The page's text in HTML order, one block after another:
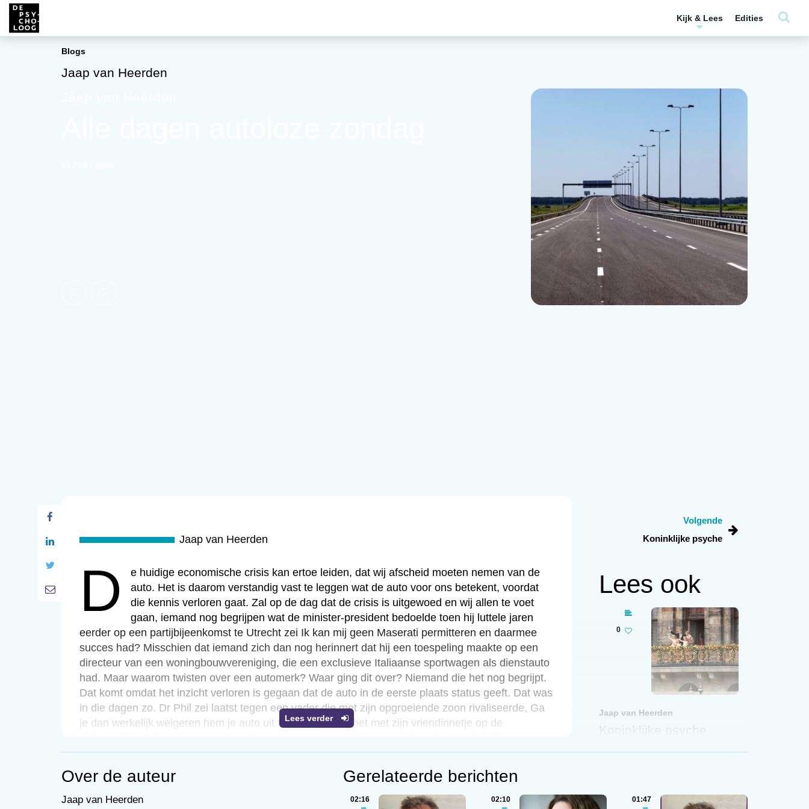
Kijk & Lees Edities
Blogs
Jaap van Heerden
Lees verder
Jaap van Heerden
d
De huidige economische crisis kan ertoe leiden, dat wij afscheid moeten nemen van de
auto. Het is daarom verstandig vast te leggen wat de auto voor ons betekent, voordat
die kennis verloren gaat. Zal op de dag dat de crisis is uitgewoed en wij allen te voet
gaan, iemand nog begrijpen wat de minister-president bedoelde toen hij luttele jaren
eerder op een partijbijeenkomst te Utrecht zei Ik kan mij geen Maserati permitteren en daarmee
succes had? Misschien dat iemand zich dan nog herinnert dat hij een toespeling maakte op een
directeur van een woningbouwvereniging, die een exclusieve Italiaanse sportwagen als dienstauto
had. Maar waarom twisten over een automerk? Waar ging dit over? Niemand die het nog begrijpt.
Dat komt omdat het inzicht verloren is gegaan dat de auto in de eerste plaats status geeft. Dat was
in die dagen zo. Dr Phil zei laatst tegen een vader die met zijn opgroeiende zoon rivaliseerde, Ga
je dan werkelijk weigeren hem je auto uit te lenen, als hij het met zijn vriendinnetje op de
gedaan, hé? Die vader deed er beduusd het zwijgen toe. Ik begrijp dr Phil en ik begrijp ook wat zij
– wie het ook zijn – op de achterbank deden, omdat ik weet dat de auto ook in erotische zin status
geeft. Maar zal mijn kleinzoon begrijpen waar zij het over hadden, als hij over een jaar of acht zijn
eerste meisje heeft?
Volgende
Koninklijke psyche
Lees ook
0
Jaap van Heerden
Koninklijke psyche
01 / 06 / 2009
Over de auteur
Jaap van Heerden
Gerelateerde berichten
02:16 02:10 01:47